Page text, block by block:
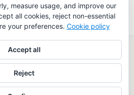
into post a comment.
Back to top
Desktop
measure usage, and improve our
all cookies, reject non-essential
your preferences. Cookie policy
Accept all
Reject